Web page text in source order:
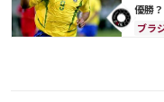
優勝
コラ
ブラ